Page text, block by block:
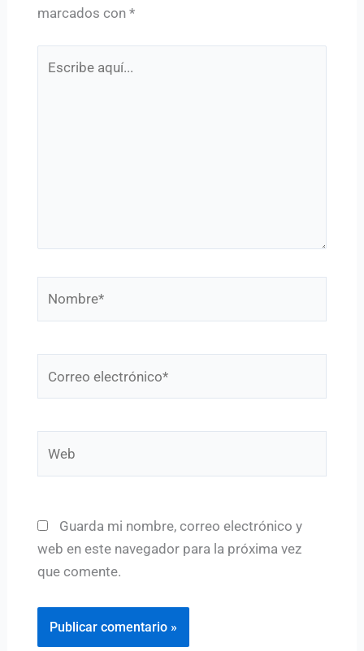
marcados con *
electrónico*
Guarda mi nombre, correo electrónico y
web en este navegador para la próxima vez
que comente.